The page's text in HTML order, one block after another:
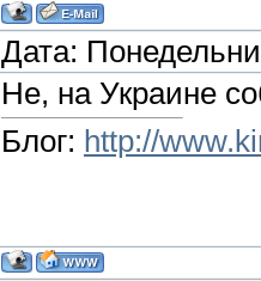
Дата:
Не, на Украине
Блог: http://